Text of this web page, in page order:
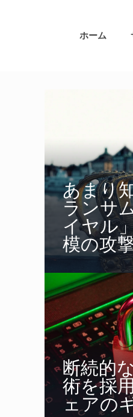
ホーム
あまり
ランサ
イヤル
模の攻
断続的
術を採
ェアの